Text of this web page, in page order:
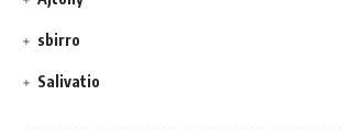
sbirro
Salivatio